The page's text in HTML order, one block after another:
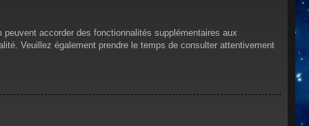
accorder des fonctionnalités supplémentaires aux
Veuillez également prendre le temps de consulter attentivement